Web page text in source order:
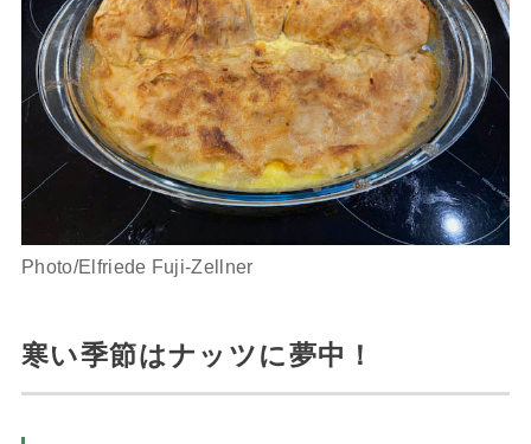
Photo/Elfriede Fuji-Zellner
寒い季節はナッツに夢中！